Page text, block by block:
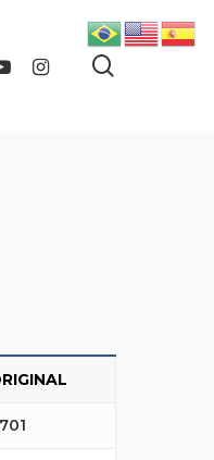
INSTAGRAM